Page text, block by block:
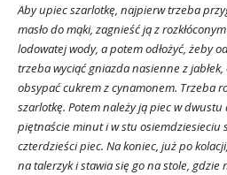
Aby upiec szarlotkę, najpierw trzeba
masło do mąki, zagnieść ją z
lodowatej wody, a potem odłożyć, żeby
trzeba wyciąć gniazda nasienne z
obsypać cukrem z cynamonem. Trzeba
szarlotkę. Potem należy ją piec w
piętnaście minut i w stu osiemdziesieciu
czterdzieści piec. Na koniec, już po
na talerzyk i stawia się go na stole, gdzie